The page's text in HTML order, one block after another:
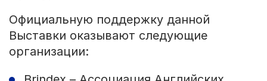
Официальную поддержку данной
Выставки оказывают следующие
организации: